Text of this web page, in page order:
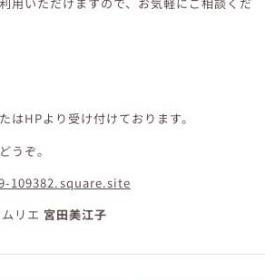
はHPより受け付けております。
うぞ。
109382.square.site
リエ 宮田美江子